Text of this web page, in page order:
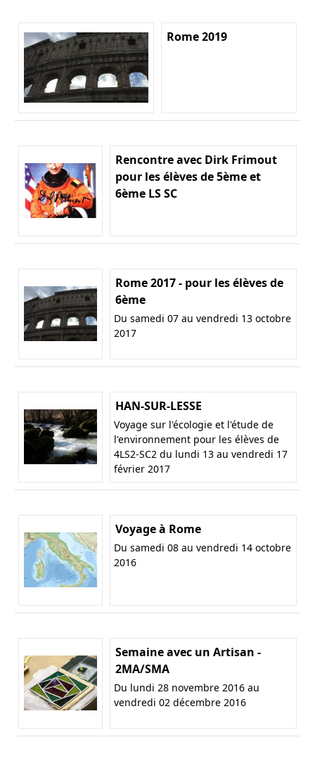
Rome 2019
Rencontre avec Dirk Frimout
pour les élèves de 5ème et
6ème LS SC
Rome 2017 - pour les élèves de
6ème
Du samedi 07 au vendredi 13 octobre
2017
HAN-SUR-LESSE
Voyage sur l'écologie et l'étude de
l'environnement pour les élèves de
4LS2-SC2 du lundi 13 au vendredi 17
février 2017
Voyage à Rome
Du samedi 08 au vendredi 14 octobre
2016
Semaine avec un Artisan -
2MA/SMA
Du lundi 28 novembre 2016 au
vendredi 02 décembre 2016